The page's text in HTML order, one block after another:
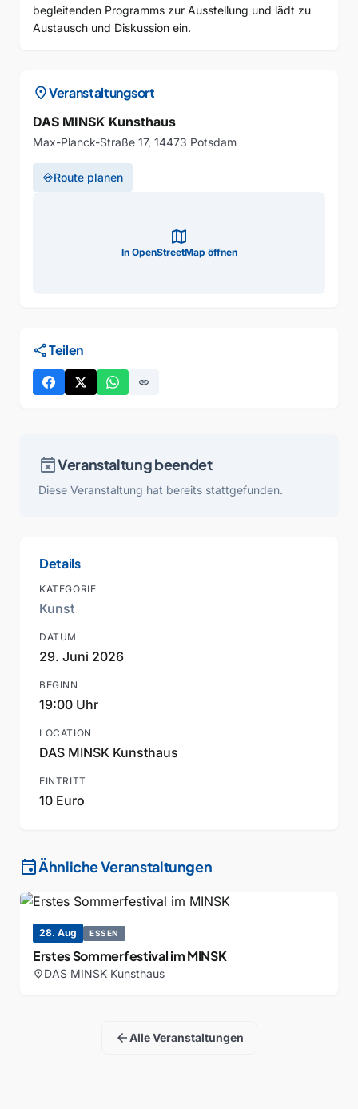
begleitenden Programms zur Ausstellung und lädt zu
Austausch und Diskussion ein.
location_onVeranstaltungsort
DAS MINSK Kunsthaus
Max-Planck-Straße 17, 14473 Potsdam
directionsRoute planen
map
In OpenStreetMap öffnen
shareTeilen
link
event_busyVeranstaltung beendet
Diese Veranstaltung hat bereits stattgefunden.
Details
KATEGORIE
Kunst
DATUM
29. Juni 2026
BEGINN
19:00 Uhr
LOCATION
DAS MINSK Kunsthaus
EINTRITT
10 Euro
eventÄhnliche Veranstaltungen
28. Aug ESSEN
Erstes Sommerfestival im MINSK
location_onDAS MINSK Kunsthaus
arrow_backAlle Veranstaltungen